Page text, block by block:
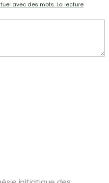
avec des mots. La lecture